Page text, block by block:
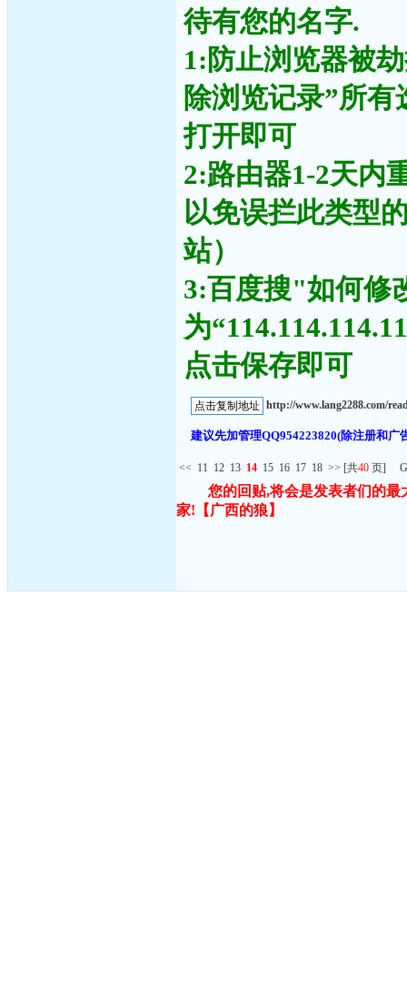
待有您的名字.
1:防止浏览器被
除浏览记录”所
打开即可
2:路由器1-2天内
以免误拦此类型
站）
3:百度搜"如何修
为
点击保存即可
http://www.lang2288.com/
建议先加管理QQ954223820(除注册和
<< 11 12 13 14 15 16 17 18 >> [共40 页]
您的回贴,将会是发表者们的
家! 【广西的狼】